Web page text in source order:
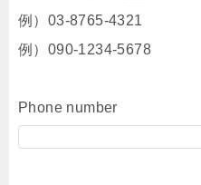
例）03-8765-4321
例）090-1234-5678
Phone number